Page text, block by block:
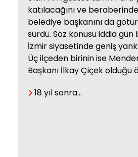
katılacağını ve
belediye başkanını da
sürdü. Söz konusu iddia
İzmir siyasetinde geniş
Üç ilçeden birinin ise
Başkanı İlkay Çiçek olduğu
18 yıl sonra…